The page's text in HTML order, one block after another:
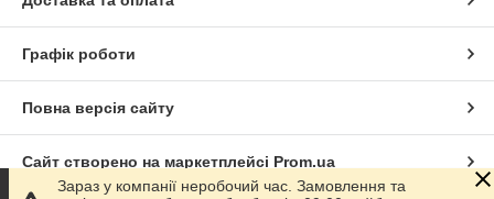
Графік роботи
Повна версія сайту
Сайт створено на маркетплейсі Prom.ua
Зараз у компанії неробочий час. Замовлення та